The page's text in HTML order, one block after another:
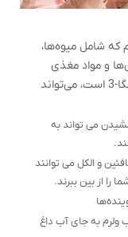
که شامل میوه‌ها،
و مواد مغذی
مانند ویتامین E و اسیدهای چرب امگا-3 است، می‌تواند
می تواند به
و الکل می توانند
را از بین ببرند.
ولرم به جای آب داغ